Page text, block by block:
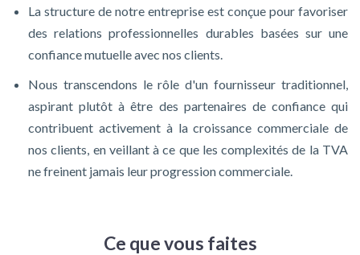
La structure de notre entreprise est conçue pour favoriser
des relations professionnelles durables basées sur une
confiance mutuelle avec nos clients.
Nous transcendons le rôle d'un fournisseur traditionnel,
aspirant plutôt à être des partenaires de confiance qui
contribuent activement à la croissance commerciale de
nos clients, en veillant à ce que les complexités de la TVA
ne freinent jamais leur progression commerciale.
Ce que vous faites